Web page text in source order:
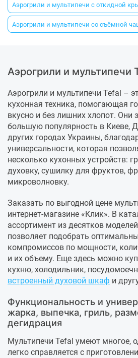
Аэрогрили и мультипечи с откидной
Аэрогрили и мультипечи со съёмной
Аэрогрили и мультипечи
Аэрогрили и мультипечи Tefal –
кухонная техника, помогающая
вкусно и без лишних хлопот. Они
большую популярность в Киеве,
других городах Украины,
универсальности, которая
несколько кухонных устройств:
духовку, сушилку для фруктов,
микроволновку.
Заказать по выгодной цене
интернет-магазине «Клик». В
ассортимент из десятков
позволяет подобрать
компромиссов по мощности,
и их объему. Еще здесь можно
кухню, холодильник,
встроенный духовой шкаф и
Функциональность и
жарка, выпечка, гриль,
дегидрация
Мультипечи Tefal умеют многое,
легко справляется с